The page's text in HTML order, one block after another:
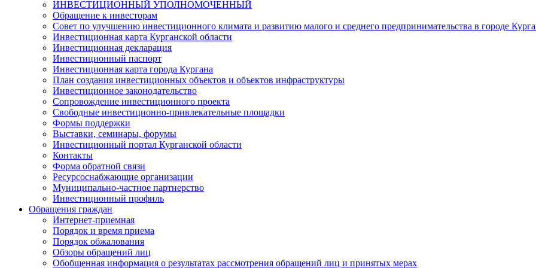
ИНВЕСТИЦИОННЫЙ УПОЛНОМОЧЕННЫЙ
Обращение к инвесторам
Совет по улучшению инвестиционного климата и развитию малого и среднего предпринимательства в городе
Инвестиционная карта Курганской области
Инвестиционная декларация
Инвестиционный паспорт
Инвестиционная карта города Кургана
План создания инвестиционных объектов и объектов инфраструктуры
Инвестиционное законодательство
Сопровождение инвестиционного проекта
Свободные инвестиционно-привлекательные площадки
Формы поддержки
Выставки, семинары, форумы
Инвестиционный портал Курганской области
Контакты
Форма обратной связи
Ресурсоснабжающие организации
Муниципально-частное партнерство
Инвестиционный профиль
Обращения граждан
Интернет-приемная
Порядок и время приема
Порядок обжалования
Обзоры обращений лиц
Обобщенная информация о результатах рассмотрения обращений лиц и принятых мерах